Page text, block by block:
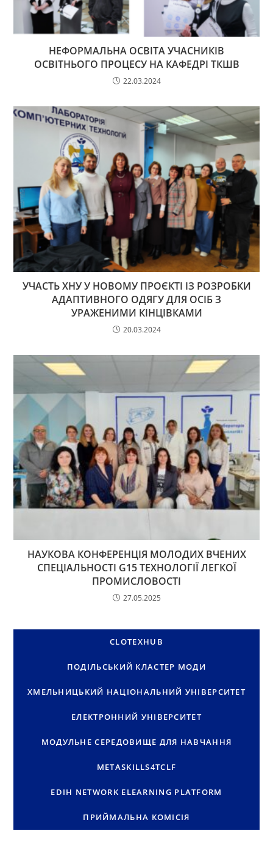
НЕФОРМАЛЬНА ОСВІТА УЧАСНИКІВ
ОСВІТНЬОГО ПРОЦЕСУ НА КАФЕДРІ ТКШВ
22.03.2024
УЧАСТЬ ХНУ У НОВОМУ ПРОЄКТІ ІЗ РОЗРОБКИ
АДАПТИВНОГО ОДЯГУ ДЛЯ ОСІБ З
УРАЖЕНИМИ КІНЦІВКАМИ
20.03.2024
НАУКОВА КОНФЕРЕНЦІЯ МОЛОДИХ ВЧЕНИХ
СПЕЦІАЛЬНОСТІ G15 ТЕХНОЛОГІЇ ЛЕГКОЇ
ПРОМИСЛОВОСТІ
27.05.2025
CLOTEXHUB
ПОДІЛЬСЬКИЙ КЛАСТЕР МОДИ
ХМЕЛЬНИЦЬКИЙ НАЦІОНАЛЬНИЙ УНІВЕРСИТЕТ
ЕЛЕКТРОННИЙ УНІВЕРСИТЕТ
МОДУЛЬНЕ СЕРЕДОВИЩЕ ДЛЯ НАВЧАННЯ
METASKILLS4TCLF
EDIH NETWORK ELEARNING PLATFORM
ПРИЙМАЛЬНА КОМІСІЯ